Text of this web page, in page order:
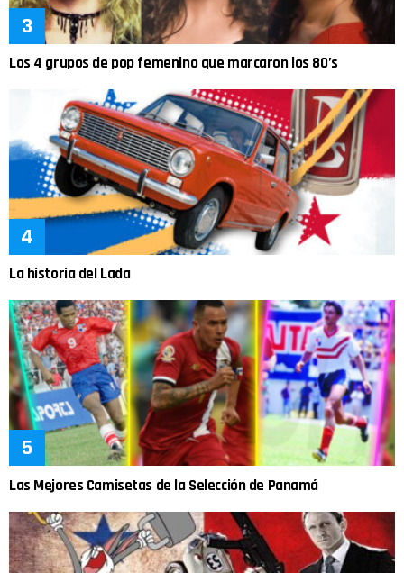
Los 4 grupos de pop femenino que marcaron los 80’s
La historia del Lada
Las Mejores Camisetas de la Selección de Panamá